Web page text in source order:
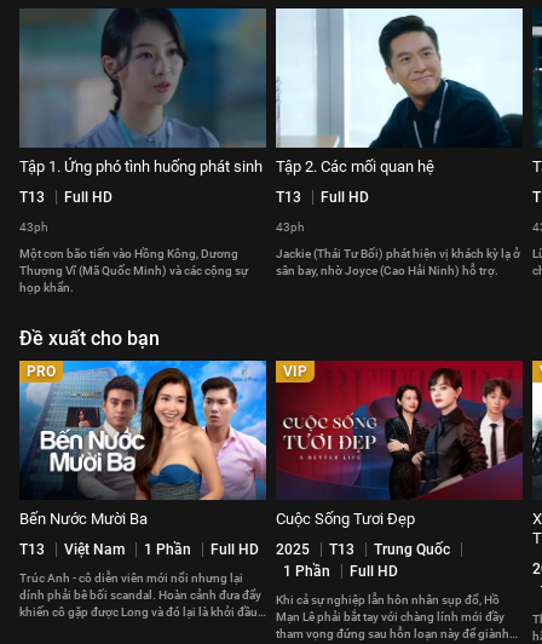
Tập 1. Ứng phó tình huống phát sinh
T13 Full HD
43ph
Một cơn bão tiến vào Hồng Kông, Dương
Thượng Vĩ (Mã Quốc Minh) và các cộng sự
họp khẩn.
Tập 2. Các mối quan hệ
T13 Full HD
43ph
Jackie (Thái Tư Bối) phát hiện vị khách kỳ lạ ở
sân bay, nhờ Joyce (Cao Hải Ninh) hỗ trợ.
Đề xuất cho bạn
PRO
Bến Nước Mười Ba
T13 Việt Nam 1 Phần Full HD
Trúc Anh - cô diễn viên mới nổi nhưng lại
dính phải bê bối scandal. Hoàn cảnh đưa đẩy
khiến cô gặp được Long và đó lại là khởi đầu
VIP
Cuộc Sống Tươi Đẹp
2025 T13
Trung Quốc
1 Phần
Full HD
Khi cả sự nghiệp lẫn hôn nhân sụp đổ, Hồ
Mạn Lê phải bắt tay với chàng lính mới đầy
tham vọng đứng sau hỗn loạn này để giành